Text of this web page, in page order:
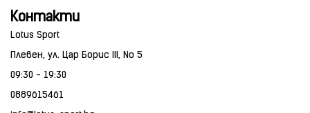
Контакти
Lotus Sport
Плевен, ул. Цар Борис III, No 5
09:30 - 19:30
0889615461